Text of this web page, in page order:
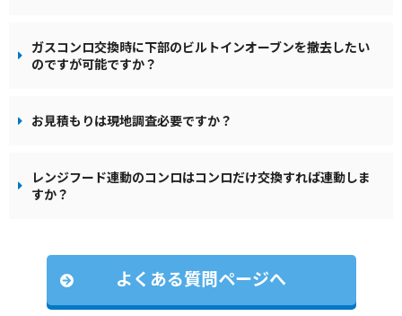
ガスコンロ交換時に下部のビルトインオーブンを撤去したい
のですが可能ですか？
お見積もりは現地調査必要ですか？
レンジフード連動のコンロはコンロだけ交換すれば連動しま
すか？
よくある質問ページへ